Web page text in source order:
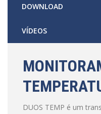
DOWNLOAD
VÍDEOS
DUOS TEMP é um